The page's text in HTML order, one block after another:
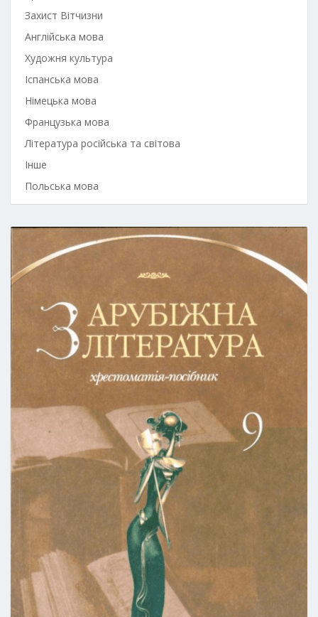
Захист Вітчизни
Англійська мова
Художня культура
Іспанська мова
Німецька мова
Французька мова
Література російська та світова
Інше
Польська мова